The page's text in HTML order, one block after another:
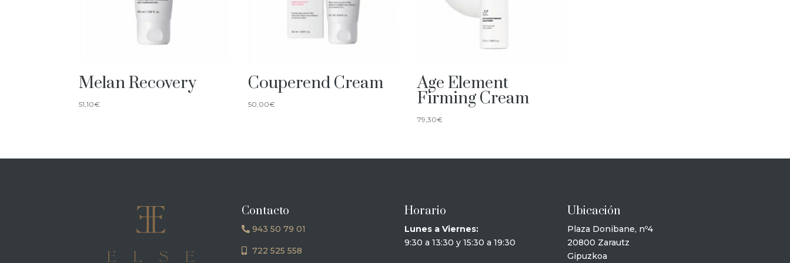
Melan Recovery
51,10€
Couperend Cream
50,00€
Age Element
Firming Cream
79,30€
Contacto
943 50 79 01
722 525 558
Horario
Lunes a Viernes:
9:30 a 13:30 y 15:30 a 19:30
Ubicación
Plaza Donibane, nº4
20800 Zarautz
Gipuzkoa